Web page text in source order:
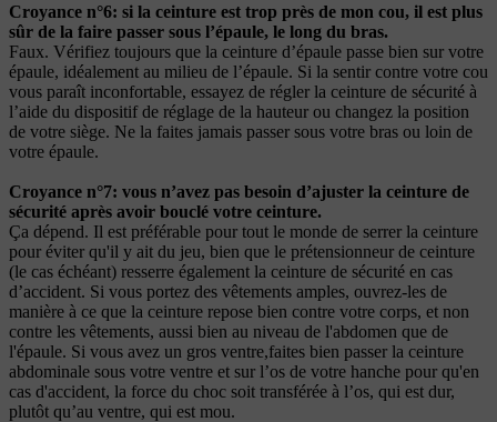
Croyance n°6: si la ceinture est trop près de mon cou, il est plus
sûr de la faire passer sous l’épaule, le long du bras.
Faux. Vérifiez toujours que la ceinture d’épaule passe bien sur votre
épaule, idéalement au milieu de l’épaule. Si la sentir contre votre cou
vous paraît inconfortable, essayez de régler la ceinture de sécurité à
l’aide du dispositif de réglage de la hauteur ou changez la position
de votre siège. Ne la faites jamais passer sous votre bras ou loin de
votre épaule.
Croyance n°7: vous n’avez pas besoin d’ajuster la ceinture de
sécurité après avoir bouclé votre ceinture.
Ça dépend. Il est préférable pour tout le monde de serrer la ceinture
pour éviter qu'il y ait du jeu, bien que le prétensionneur de ceinture
(le cas échéant) resserre également la ceinture de sécurité en cas
d’accident. Si vous portez des vêtements amples, ouvrez-les de
manière à ce que la ceinture repose bien contre votre corps, et non
contre les vêtements, aussi bien au niveau de l'abdomen que de
l'épaule. Si vous avez un gros ventre,faites bien passer la ceinture
abdominale sous votre ventre et sur l’os de votre hanche pour qu'en
cas d'accident, la force du choc soit transférée à l’os, qui est dur,
plutôt qu’au ventre, qui est mou.